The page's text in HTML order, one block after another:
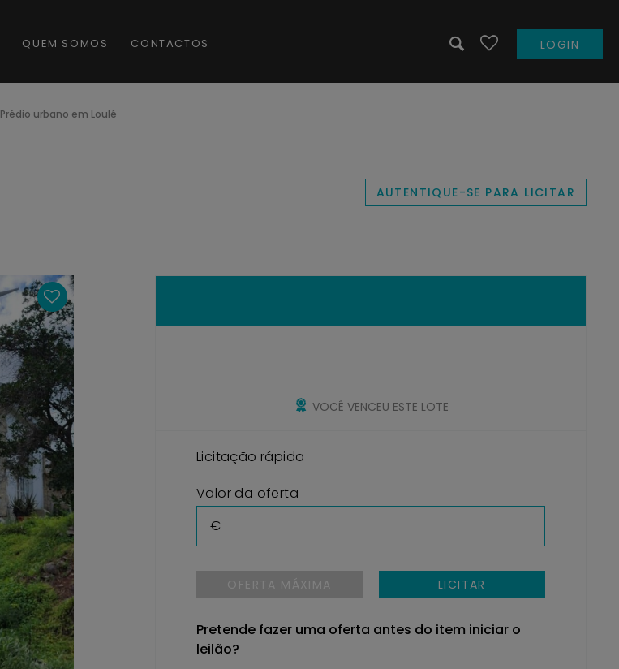
QUEM SOMOS CONTACTOS LOGIN
Prédio urbano em Loulé
AUTENTIQUE-SE PARA LICITAR
VOCÊ VENCEU ESTE LOTE
Licitação rápida
Valor da oferta
€
OFERTA MÁXIMA LICITAR
Pretende fazer uma oferta antes do item iniciar o
leilão?